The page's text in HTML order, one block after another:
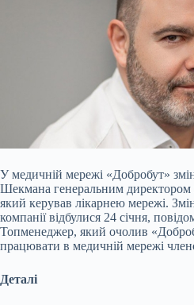
У медичній мережі «Добробут»
Шекмана генеральним директором
який керував лікарнею мережі.
компанії відбулися 24 січня,
Топменеджер, який очолив
працювати в медичній мережі
Деталі